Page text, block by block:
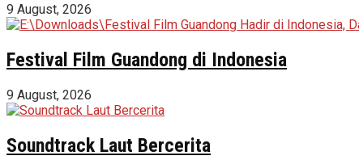
9 August, 2026
Festival Film Guandong di Indonesia
9 August, 2026
Soundtrack Laut Bercerita